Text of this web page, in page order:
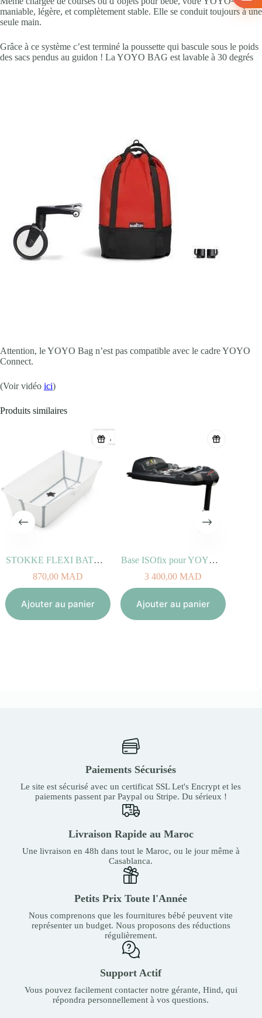
maniable, légère, et complètement stable. Elle se conduit toujours à une
seule main.
Grâce à ce système c’est terminé la poussette qui bascule sous le poids
des sacs pendus au guidon ! La YOYO BAG est lavable à 30 degrés
Attention, le YOYO Bag n’est pas compatible avec le cadre YOYO
Connect.
(Voir vidéo ici)
Produits similaires
STOKKE FLEXI BATH X-LARGE Blanc
870,00MAD
Ajouter au panier
Base ISOfix pour YOYO car seat by BeSafe®
3 400,00MAD
Ajouter au panier
Paiements Sécurisés
Le site est sécurisé avec un certificat SSL Let's Encrypt et les
paiements passent par Paypal ou Stripe. Du sérieux !
Livraison Rapide au Maroc
Une livraison en 48h dans tout le Maroc, ou le jour même à
Casablanca.
Petits Prix Toute l'Année
Nous comprenons que les fournitures bébé peuvent vite
représenter un budget. Nous proposons des réductions
régulièrement.
Support Actif
Vous pouvez facilement contacter notre gérante, Hind, qui
répondra personnellement à vos questions.